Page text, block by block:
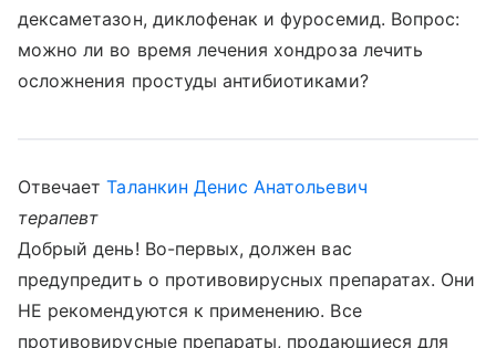
дексаметазон, диклофенак и фуросемид. Вопрос:
можно ли во время лечения хондроза лечить
осложнения простуды антибиотиками?
ОтвечаетТаланкин Денис Анатольевич
терапевт
Добрый день! Во-первых, должен вас
предупредить о противовирусных препаратах. Они
НЕ рекомендуются к применению. Все
противовирусные препараты, продающиеся для